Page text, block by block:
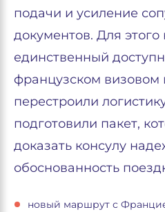
подачи и усиление
документов. Для
единственный
французском визовом
перестроили
подготовили пакет,
доказать консулу
обоснованность
новый маршрут с